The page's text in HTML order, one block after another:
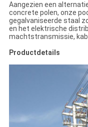
Aangezien een
concrete polen, onze
gegalvaniseerde staal
en het elektrische
machtstransmissie,
Productdetails